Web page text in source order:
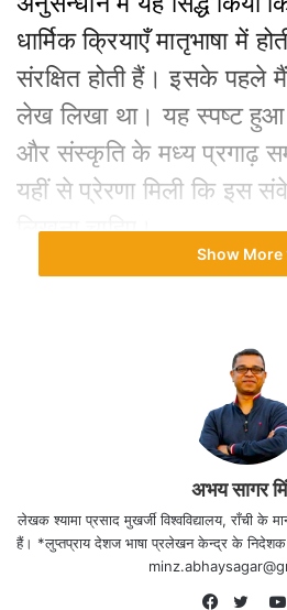
धार्मिक क्रियाएँ मातृभाषा में
संरक्षित होती हैं। इसके पहले
लेख लिखा था। यह स्पष्ट हुआ
और संस्कृति के मध्य प्रगाढ़
यहीं से प्रेरणा मिली कि इस
लिखना चाहिए।
आदिवासी धर्म में आस्था रखने
ख़ासी है। पूरे भारतवर्ष में 80
आदिवासी धर्म के प्रकार
आदिवासी धर्मों में मूल विधि
आदिवासी धर्म के शब्दावली
विशिष्ट आदिवासी धार्मिक
Show More
अभय सागर
लेखक श्यामा प्रसाद मुखर्जी विश्वविद्यालय, राँची के
हैं। *लुप्तप्राय देशज भाषा प्रलेखन केन्द्र के